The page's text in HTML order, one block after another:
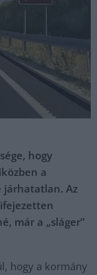
hogy
a
járhatatlan. Az
már a „sláger”
hogy a kormány